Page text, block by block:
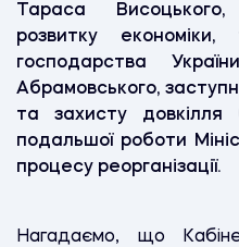
Тараса Висоцького,
розвитку економіки,
господарства
Абрамовського,
та захисту довкілля
подальшої роботи
процесу реорганізації.
Нагадаємо, що